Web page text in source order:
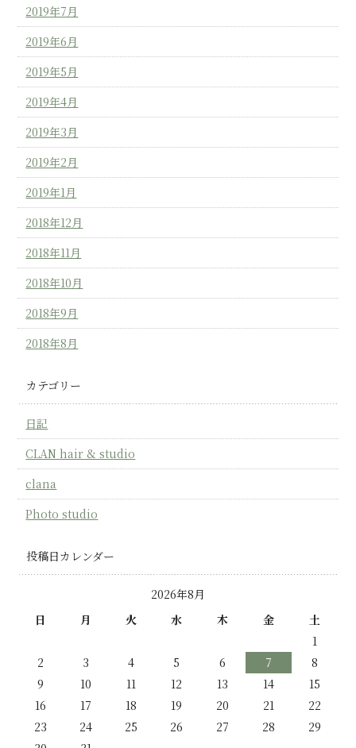
2019年7月
2019年6月
2019年5月
2019年4月
2019年3月
2019年2月
2019年1月
2018年12月
2018年11月
2018年10月
2018年9月
2018年8月
カテゴリー
日記
CLAN hair & studio
clana
Photo studio
投稿日カレンダー
2026年8月
日
月 火 水 木 金
土
1
2
3 4 5 6 7
8
9
10 11 12 13 14
15
16
17 18 19 20 21
22
23
24 25 26 27 28
29